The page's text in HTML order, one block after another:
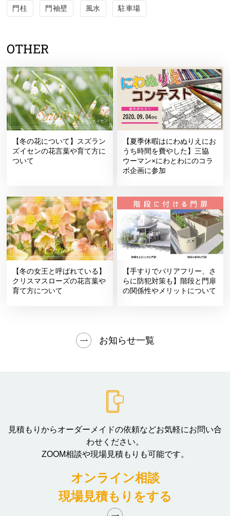
門柱 門袖壁 風水 駐車場
OTHER
【冬の花について】スズラン
ズイセンの花言葉や育て方に
ついて
【夏季休暇はにわぬりえにお
うち時間を費やした】三協
ウーマン×にわとわにのコラ
ボ企画に参加
【冬の女王と呼ばれている】
クリスマスローズの花言葉や
育て方について
【手すりでバリアフリー、さ
らに防犯対策も】階段と門扉
の関係性やメリットについて
お知らせ一覧
見積もりからオーダーメイドの依頼などお気軽にお問い合
わせください。
ZOOM相談や現場見積もりも可能です。
オンライン相談
現場見積もりをする